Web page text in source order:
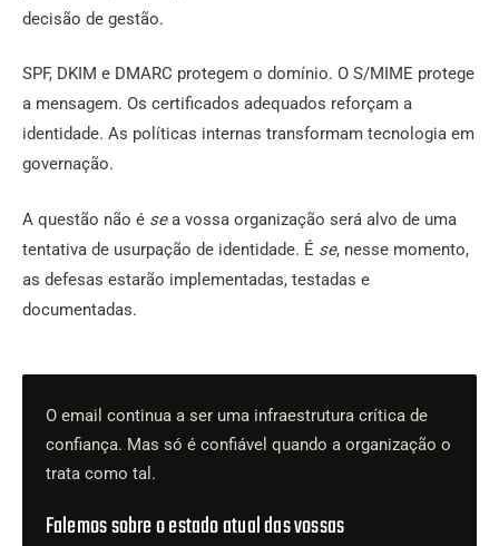
decisão de gestão.
SPF, DKIM e DMARC protegem o domínio. O S/MIME protege
a mensagem. Os certificados adequados reforçam a
identidade. As políticas internas transformam tecnologia em
governação.
A questão não é sea vossa organização será alvo de uma
tentativa de usurpação de identidade. É se, nesse momento,
as defesas estarão implementadas, testadas e
documentadas.
O email continua a ser uma infraestrutura crítica de
confiança. Mas só é confiável quando a organização o
trata como tal.
Falemos sobre o estado atual das vossas